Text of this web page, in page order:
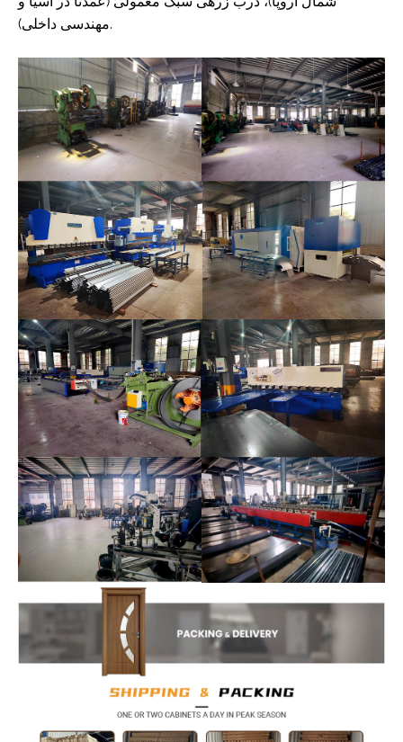
مهندسی داخلی).